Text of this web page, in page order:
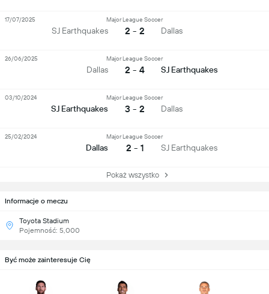
Informacje o meczu
Toyota Stadium
Pojemność: 5,000
SJ Earthquakes
Major League Soccer
2 - 2 Dallas
17/07/2025
Dallas
Major League Soccer
2 - 4 SJ Earthquakes
26/06/2025
SJ Earthquakes
Major League Soccer
3 - 2 Dallas
03/10/2024
Dallas
Major League Soccer
2 - 1 SJ Earthquakes
25/02/2024
Pokaż wszystko
Być może zainteresuje Cię